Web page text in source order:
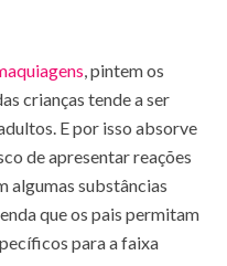
, pintem os
crianças tende a ser
E por isso absorve
de apresentar reações
algumas substâncias
que os pais permitam
para a faixa